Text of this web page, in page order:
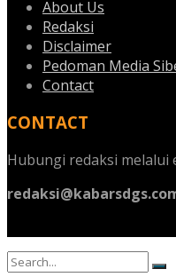
About Us
Redaksi
Disclaimer
Pedoman Media
Contact
CONTACT
Hubungi redaksi melalui